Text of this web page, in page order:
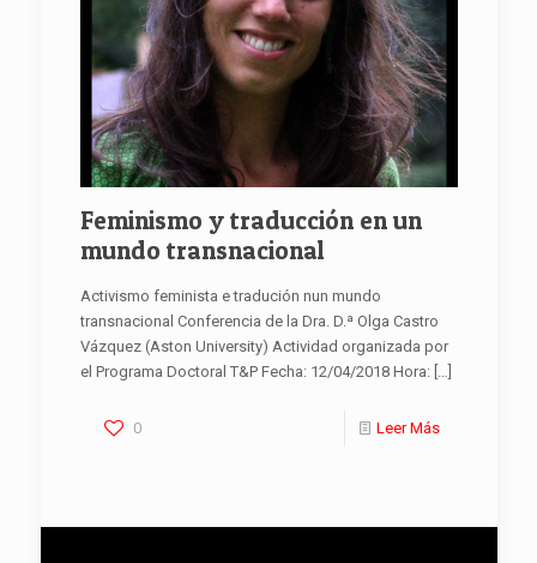
Feminismo y traducción en un
mundo transnacional
Activismo feminista e tradución nun mundo
transnacional Conferencia de la Dra. D.ª Olga Castro
Vázquez (Aston University) Actividad organizada por
el Programa Doctoral T&P Fecha: 12/04/2018 Hora:[…]
0 Leer Más